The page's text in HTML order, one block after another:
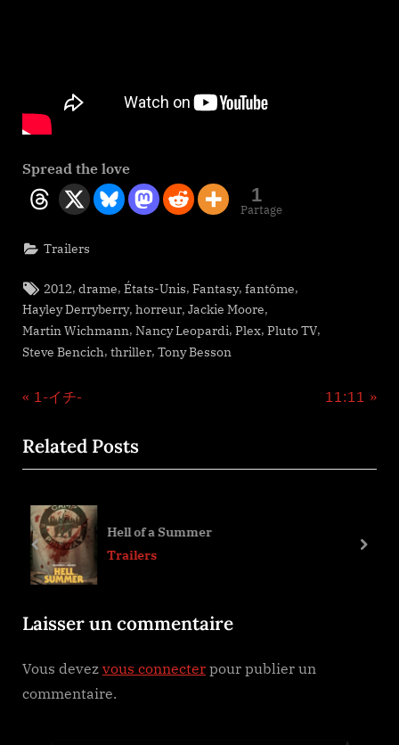
Spread the love
1
Partage
Trailers
Tags:
2012,drame,États-Unis,Fantasy,fantôme,
Hayley Derryberry, horreur, Jackie Moore,
Martin Wichmann, Nancy Leopardi, Plex, Pluto TV,
Steve Bencich, thriller, Tony Besson
Navigation
de
l’article
P
e
v
o
u
s
o
t
:
1-イチ-
N
t
11:11
Related Posts
Easter Bloody Easter
prev next
Laisser un commentaire
Vous devez vous connecter pour publier un
commentaire.